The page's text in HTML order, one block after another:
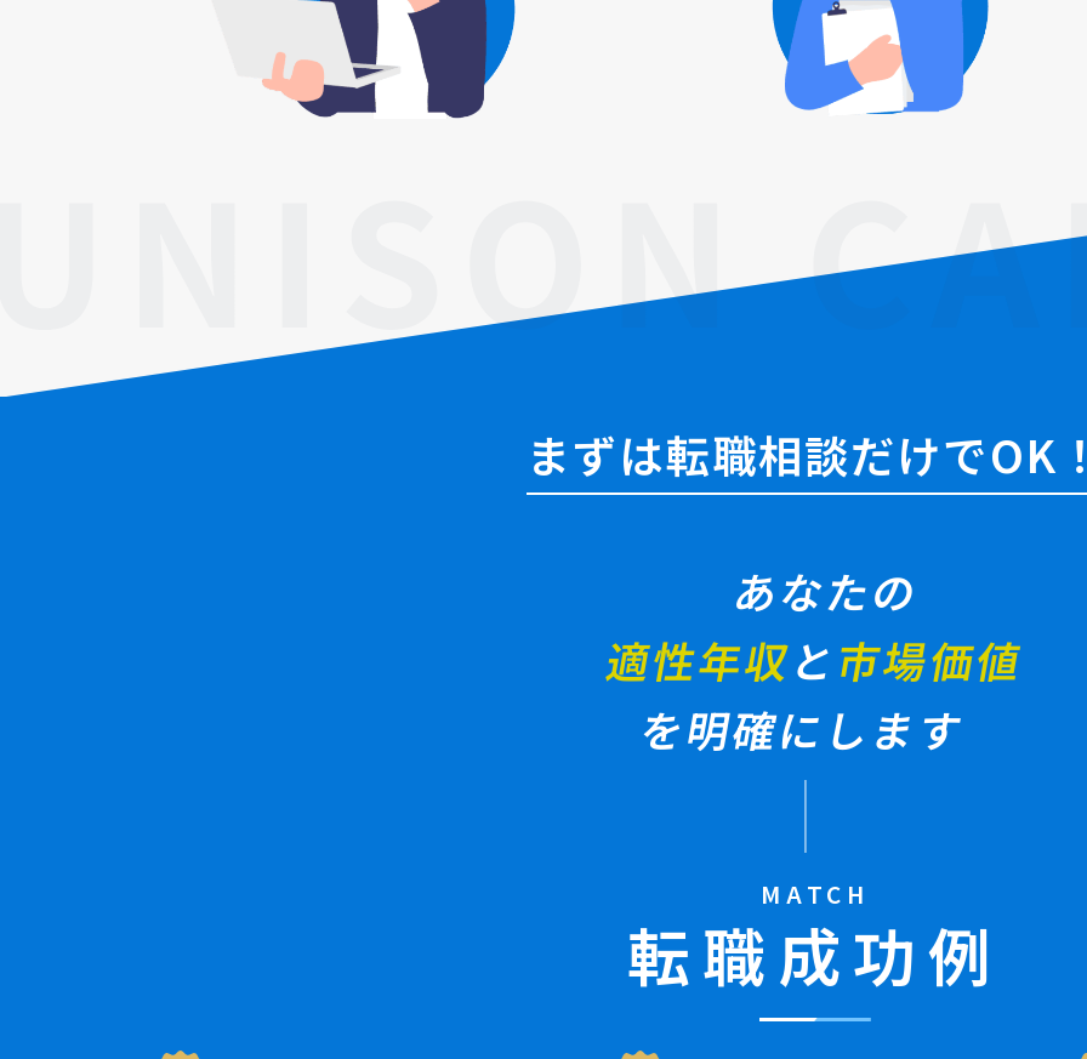
まずは転職相談だけでOK
あなたの
適性年収と市場価値
を明確にします
MATCH
転職成功例